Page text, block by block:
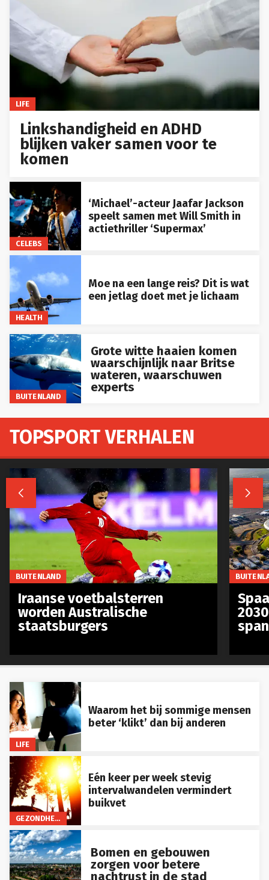
LIFE
Linkshandigheid en ADHD
blijken vaker samen voor te
komen
CELEBS
‘Michael’-acteur Jaafar Jackson
speelt samen met Will Smith in
actiethriller ‘Supermax’
HEALTH
Moe na een lange reis? Dit is wat
een jetlag doet met je lichaam
BUITENLAND
Grote witte haaien komen
waarschijnlijk naar Britse
wateren, waarschuwen
experts
LIFE
Waarom het bij sommige mensen
beter ‘klikt’ dan bij anderen
GEZONDHEID
Eén keer per week stevig
intervalwandelen vermindert
buikvet
Bomen en gebouwen
zorgen voor betere
nachtrust in de stad
TOPSPORT VERHALEN
 
BUITENLAND
Iraanse voetbalsterren
worden Australische
staatsburgers